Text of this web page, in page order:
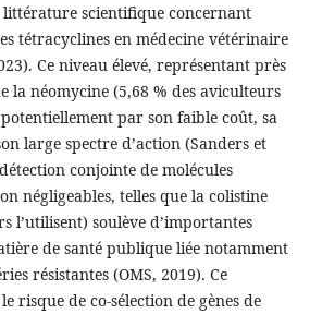
littérature scientifique concernant
tétracyclines en médecine vétérinaire
Ce niveau élevé, représentant près
la néomycine (5,68 % des aviculteurs
par son faible coût, sa
large spectre d’action (Sanders et
conjointe de molécules
négligeables, telles que la colistine
l’utilisent) soulève d’importantes
de santé publique liée notamment
résistantes (OMS, 2019). Ce
risque de co-sélection de gènes de